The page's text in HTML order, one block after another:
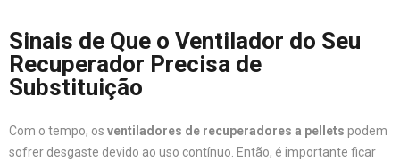
Sinais de Que o Ventilador do Seu
Recuperador Precisa de
Substituição
Com o tempo, os ventiladores de recuperadores a pellets podem
sofrer desgaste devido ao uso contínuo. Então, é importante ficar